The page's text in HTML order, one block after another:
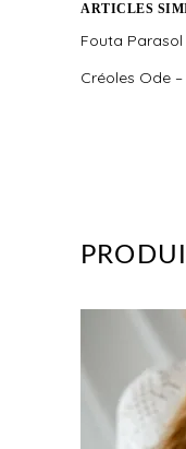
ARTICLES
Fouta Parasol
Créoles Ode –